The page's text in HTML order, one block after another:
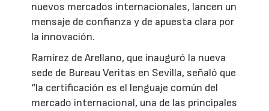
nuevos mercados internacionales, lancen un
mensaje de confianza y de apuesta clara por
la innovación.
Ramírez de Arellano, que inauguró la nueva
sede de Bureau Veritas en Sevilla, señaló que
“la certificación es el lenguaje común del
mercado internacional, una de las principales